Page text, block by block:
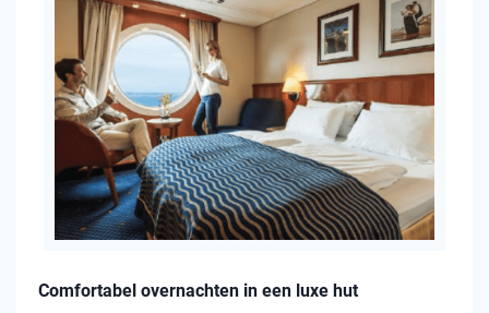
Comfortabel overnachten in een luxe hut